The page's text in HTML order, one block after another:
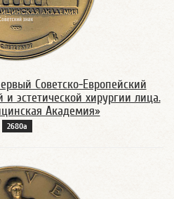
Советско-Европейский
и эстетической хирургии лица.
Академия»
2680а